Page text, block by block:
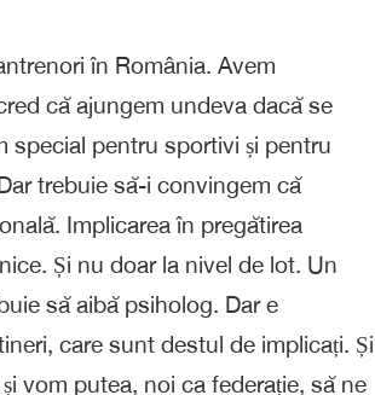
în România. Avem
că ajungem undeva dacă se
special pentru sportivi și pentru
trebuie să-i convingem că
Implicarea în pregătirea
Și nu doar la nivel de lot. Un
să aibă psiholog. Dar e
care sunt destul de implicați. Și
vom putea, noi ca federație, să ne